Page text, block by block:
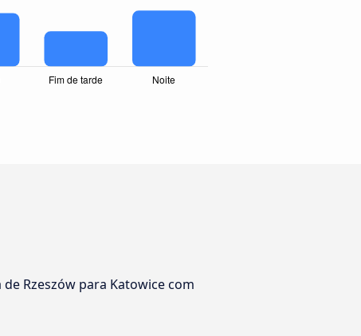
Rzeszów para Katowice com